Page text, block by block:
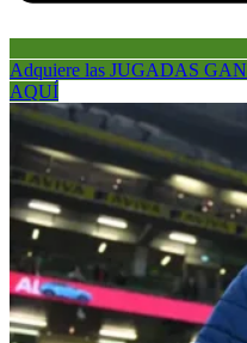
Adquiere las JUGADAS
AQUÍ